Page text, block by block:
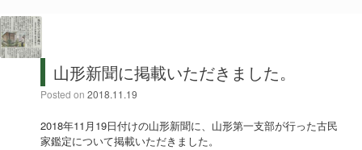
山形新聞に掲載いただきました。
Posted on 2018.11.19
2018年11月19日付けの山形新聞に、山形第一支部が行った古民
家鑑定について掲載いただきました。